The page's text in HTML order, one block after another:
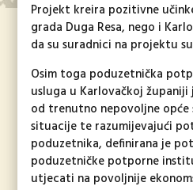
Projekt kreira pozitivne
grada Duga Resa, nego i
da su suradnici na projektu
Osim toga poduzetnička
usluga u Karlovačkoj županiji
od trenutno nepovoljne opće
situacije te razumijevajući
poduzetnika, definirana je
poduzetničke potporne
utjecati na povoljnije